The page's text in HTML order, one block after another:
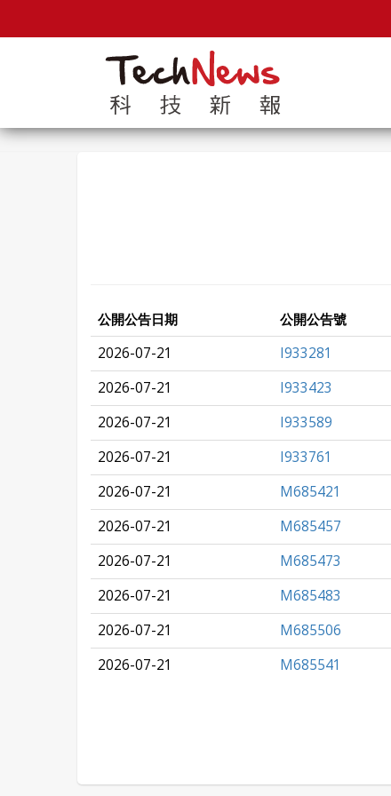
公開公告日期 公開公告號
2026-07-21 I933281
2026-07-21
I933423
2026-07-21
I933589
2026-07-21
I933761
2026-07-21
M685421
2026-07-21
M685457
2026-07-21
M685473
2026-07-21
M685483
2026-07-21
M685506
2026-07-21
M685541